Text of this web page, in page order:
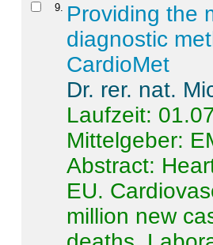
9
Providing the
diagnostic
CardioMet
Dr. rer. nat.
Laufzeit:
Mittelgeber:
Abstract:
EU.
million new